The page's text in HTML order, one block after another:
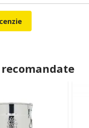
recomandate